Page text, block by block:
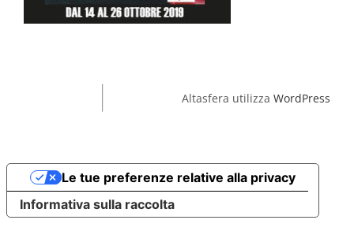
Altasfera utilizza WordPress
Informativa sulla raccolta
Le tue preferenze relative alla privacy